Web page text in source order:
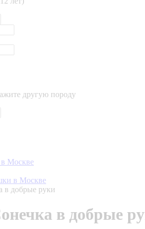
другую породу
Москве
в Москве
в добрые руки
в добрые